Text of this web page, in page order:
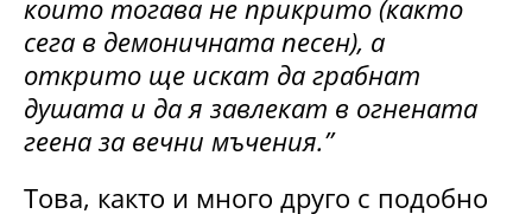
които тогава не прикрито (както
сега в демоничната песен), а
открито ще искат да грабнат
душата и да я завлекат в огнената
геена за вечни мъчения.”
Това, както и много друго с подобно